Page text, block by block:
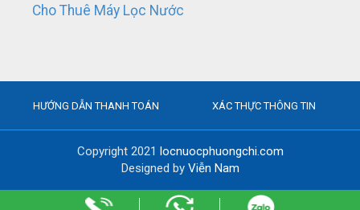
Cho Thuê Máy Lọc Nước
HƯỚNG DẪN THANH TOÁN XÁC THỰC THÔNG TIN
Copyright 2021 locnuocphuongchi.com
Designed by Viễn Nam